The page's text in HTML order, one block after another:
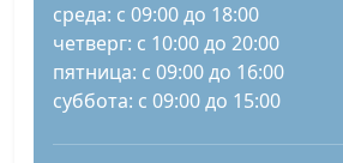
среда: с 09:00 до 18:00
четверг: с 10:00 до 20:00
пятница: с 09:00 до 16:00
суббота: с 09:00 до 15:00